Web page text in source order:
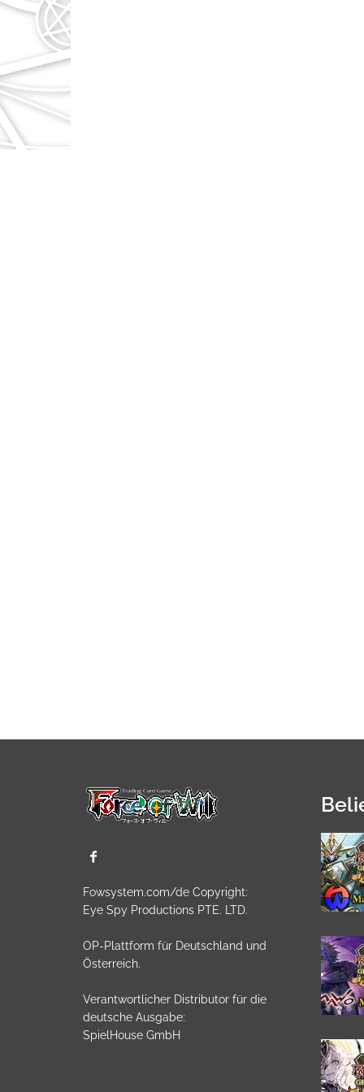
Fowsystem.com/de Copyright:
Eye Spy Productions PTE. LTD.
OP-Plattform für Deutschland und
Österreich.
Verantwortlicher Distributor für die
deutsche Ausgabe:
SpielHouse GmbH